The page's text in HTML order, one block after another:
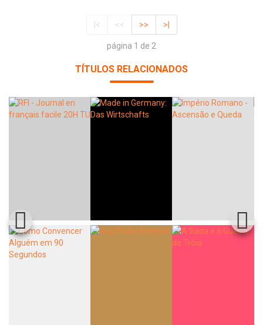
|< << >> >|
página 1 de 2
TÍTULOS RELACIONADOS